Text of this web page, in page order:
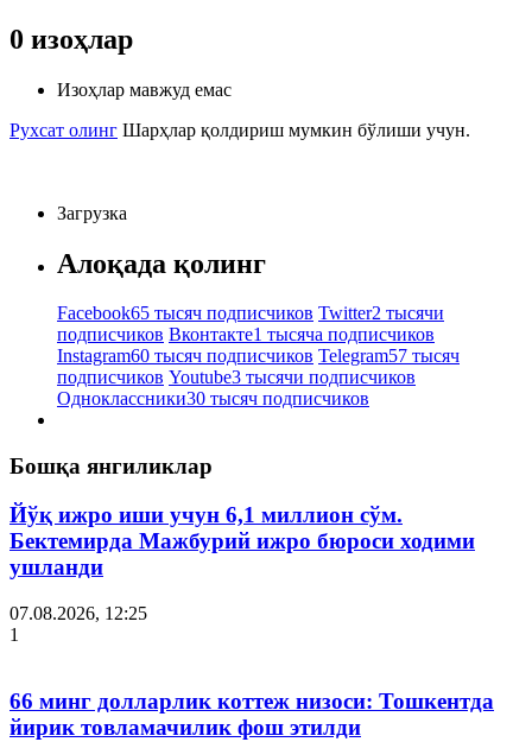
0 изоҳлар
Изоҳлар мавжуд емас
Рухсат олинг Шарҳлар қолдириш мумкин бўлиши учун.
Загрузка
Алоқада қолинг
Facebook65 тысяч подписчиков Twitter2 тысячи
подписчиков Вконтакте1 тысяча подписчиков
Instagram60 тысяч подписчиков Telegram57 тысяч
подписчиков Youtube3 тысячи подписчиков
Одноклассники30 тысяч подписчиков
Бошқа янгиликлар
Йўқ ижро иши учун 6,1 миллион сўм.
Бектемирда Мажбурий ижро бюроси ходими
ушланди
07.08.2026, 12:25
1
66 минг долларлик коттеж низоси: Тошкентда
йирик товламачилик фош этилди